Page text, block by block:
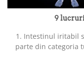
9
1. Intestinul iritabil
parte din categoria